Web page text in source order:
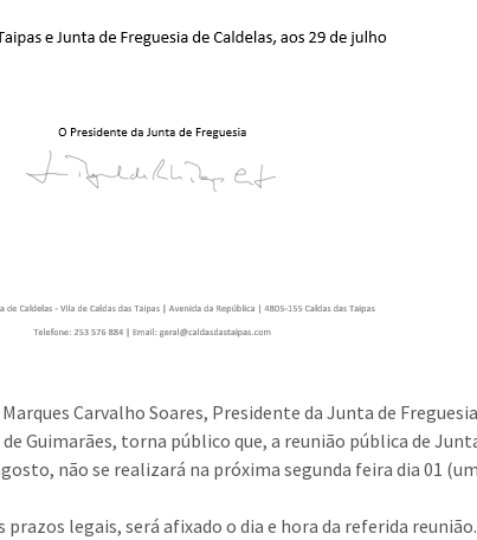
Carvalho Soares, Presidente da Junta de Freguesia
Guimarães, torna público que, a reunião pública de
não se realizará na próxima segunda feira dia 01
legais, será afixado o dia e hora da referida reunião.